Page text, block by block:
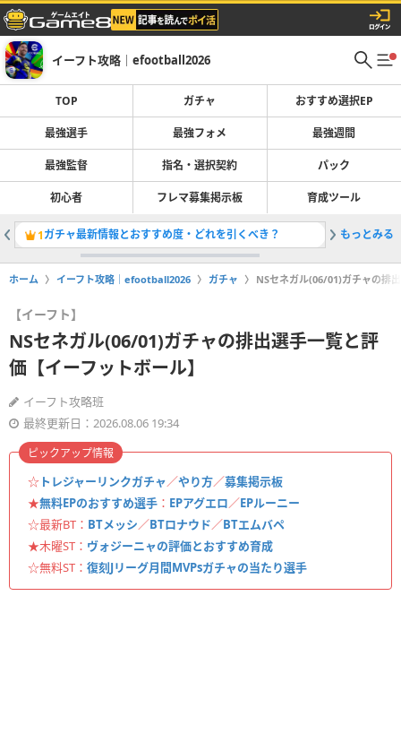
イーフト攻略｜efootball2026
TOP ガチャ おすすめ選択EP
最強選手 最強フォメ 最強週間
最強監督 指名・選択契約 パック
初心者 フレマ募集掲示板 育成ツール
1ガチャ最新情報とおすすめ度・どれを引くべき？ 2
もっとみる
ホーム イーフト攻略｜efootball2026 ガチャ NSセネガル(06/01)ガチャの排
【イーフト】
NSセネガル(06/01)ガチャの排出選手一覧と評
価【イーフットボール】
イーフト攻略班
最終更新日：2026.08.06 19:34
☆ トレジャーリンクガチャ／やり方／募集掲示板
★無料EPのおすすめ選手 ： EPアグエロ／EPルーニー
☆最新BT： BTメッシ／BTロナウド／BTエムバペ
★木曜ST： ヴォジーニャの評価とおすすめ育成
☆無料ST： 復刻Jリーグ月間MVPsガチャの当たり選手
ピックアップ情報